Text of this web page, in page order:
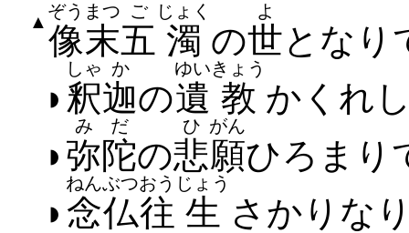
▲ 像末
ぞうまつ
五
ご
濁
じょく
の世
よ
と​なり​
◗ 釈
しゃ
迦
か
の遺
ゆい
教
きょう
かくれ​
◗ 弥陀
みだ
の悲
ひ
願
がん
ひろまり​
◗ 念仏
ねんぶつ
往
おう
生
じょう
さかりな